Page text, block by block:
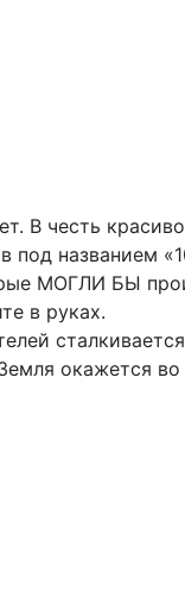
В честь
названием
МОГЛИ БЫ
в руках.
окажется во